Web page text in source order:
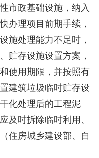
市政基础设施，纳入
办理项目前期手续，
施处理能力不足时，
贮存设施设置方案，
使用期限，并按照有
建筑垃圾临时贮存设
化处理后的工程泥
及时拆除临时利用、
（住房城乡建设部、自